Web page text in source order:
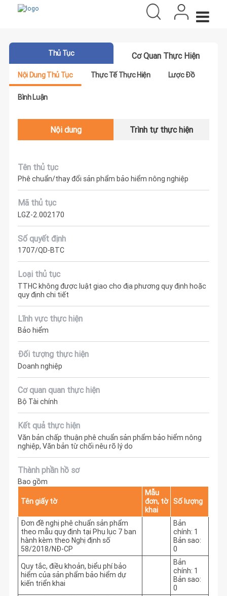
Thủ Tục Cơ Quan Thực Hiện
Nội Dung Thủ Tục Thực Tế Thực Hiện Lược Đồ
Bình Luận
Nội dung Trình tự thực hiện
Tên thủ tục
Phê chuẩn/thay đổi sản phẩm bảo hiểm nông nghiệp
Mã thủ tục
LGZ-2.002170
Số quyết định
1707/QD-BTC
Loại thủ tục
TTHC không được luật giao cho địa phương quy định hoặc
quy định chi tiết
Lĩnh vực thực hiện
Bảo hiểm
Đối tượng thực hiện
Doanh nghiệp
Cơ quan quan thực hiện
Bộ Tài chính
Kết quả thực hiện
Văn bản chấp thuận phê chuẩn sản phẩm bảo hiểm nông
nghiệp, Văn bản từ chối nêu rõ lý do
Thành phần hồ sơ
Bao gồm
Tên giấy tờ
Mẫu
đơn, tờ
khai
Số lượng
Đơn đề nghị phê chuẩn sản phẩm
theo mẫu quy định tại Phụ lục 7 ban
hành kèm theo Nghị định số
58/2018/NĐ-CP
Bản
chính: 1
Bản sao:
0
Quy tắc, điều khoản, biểu phí bảo
hiểm của sản phẩm bảo hiểm dự
kiến triển khai
Bản
chính: 1
Bản sao:
0